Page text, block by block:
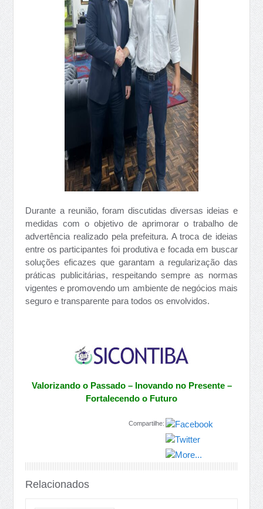
Durante a reunião, foram discutidas diversas ideias e
medidas com o objetivo de aprimorar o trabalho de
advertência realizado pela prefeitura. A troca de ideias
entre os participantes foi produtiva e focada em buscar
soluções eficazes que garantam a regularização das
práticas publicitárias, respeitando sempre as normas
vigentes e promovendo um ambiente de negócios mais
seguro e transparente para todos os envolvidos.
Valorizando o Passado – Inovando no Presente –
Fortalecendo o Futuro
Compartilhe:
Relacionados